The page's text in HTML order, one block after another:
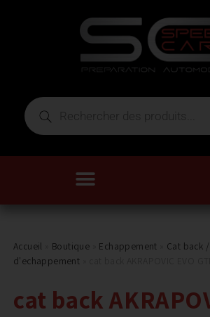
Accueil Boutique Echappement
Cat back
d'echappement
cat back